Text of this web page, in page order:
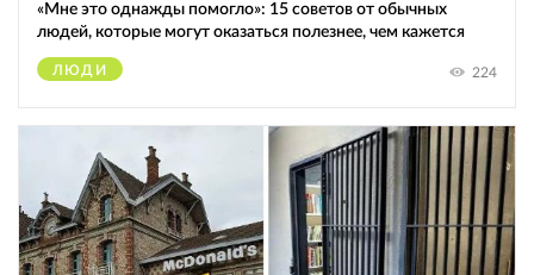
«Мне это однажды помогло»: 15 советов от обычных
людей, которые могут оказаться полезнее, чем кажется
ЛЮДИ 224